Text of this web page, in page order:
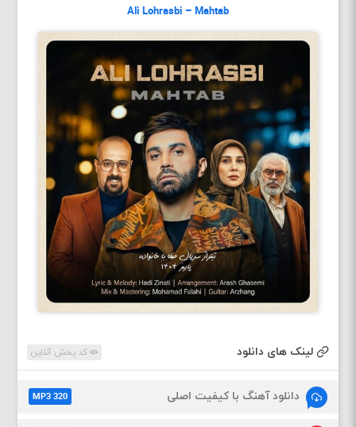
Ali Lohrasbi – Mahtab
لینک های دانلود کد پخش آنلاین
دانلود آهنگ با کیفیت اصلی MP3 320